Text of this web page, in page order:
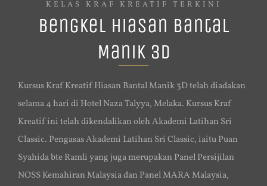
KELAS KRAF KREATIF TERKINI
Bengkel Hiasan Bantal
Manik 3D
Kursus Kraf Kreatif Hiasan Bantal Manik 3D telah diadakan
selama 4 hari di Hotel Naza Talyya, Melaka. Kursus Kraf
Kreatif ini telah dikendalikan oleh Akademi Latihan Sri
Classic. Pengasas Akademi Latihan Sri Classic, iaitu Puan
Syahida bte Ramli yang juga merupakan Panel Persijilan
NOSS Kemahiran Malaysia dan Panel MARA Malaysia,